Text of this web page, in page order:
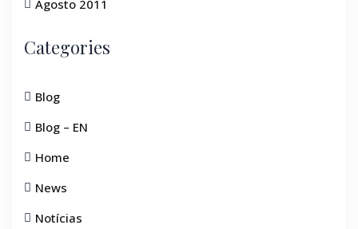
Agosto 2011
Categories
Blog
Blog – EN
Home
News
Notícias